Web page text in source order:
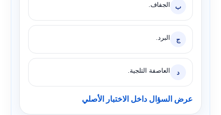
ب الجفاف.
ج البرد.
د العاصفة الثلجية.
عرض السؤال داخل الاختبار الأصلي